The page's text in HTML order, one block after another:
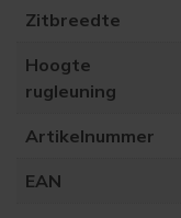
Zitbreedte
Hoogte
rugleuning
Artikelnummer
EAN